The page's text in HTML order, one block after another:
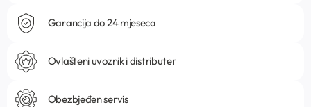
Garancija do 24 mjeseca
Ovlašteni uvoznik i distributer
Obezbjeđen servis